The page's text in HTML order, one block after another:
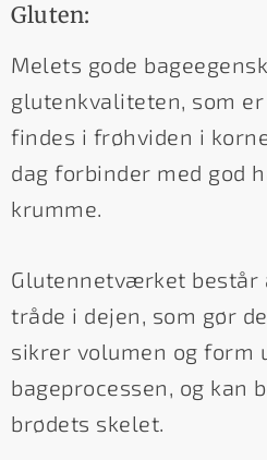
Gluten:
Melets gode
glutenkvaliteten, som
findes i frøhviden i
dag forbinder med god
krumme.
Glutennetværket består
tråde i dejen, som gør
sikrer volumen og form
bageprocessen, og kan
brødets skelet.